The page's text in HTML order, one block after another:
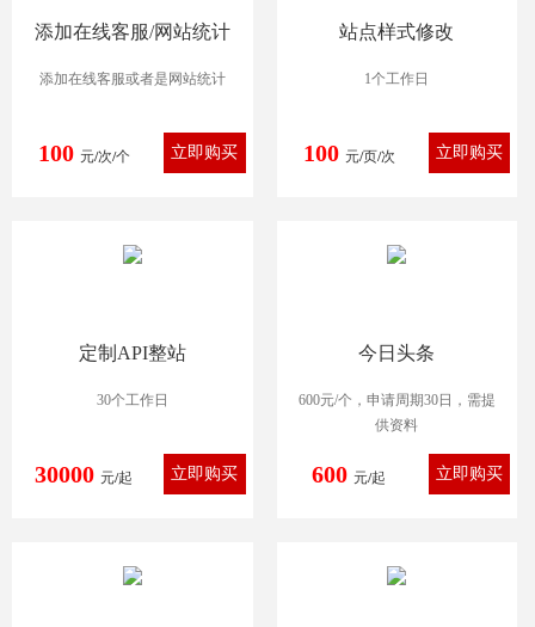
添加在线客服/网站统计
添加在线客服或者是网站统计
100 元/次/个
站点样式修改
1个工作日
100 元/页/次
定制API整站
30个工作日
30000 元/起
今日头条
600元/个，申请周期30日，需提
供资料
600 元/起